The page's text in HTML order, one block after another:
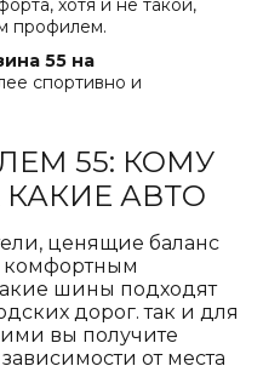
хотя и не такой,
профилем.
55 на
спортивно и
55: КОМУ
АВТО
ценящие баланс
комфортным
шины подходят
дорог. так и для
вы получите
от места